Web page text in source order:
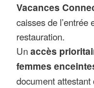
Vacances
caisses de l’entrée
restauration.
Unaccès
femmes
document attestant